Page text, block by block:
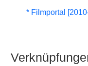
* Filmportal